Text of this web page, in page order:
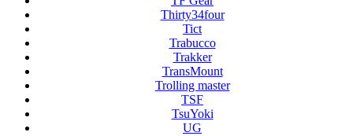
Thirty34four
Tict
Trabucco
Trakker
TransMount
Trolling master
TSF
TsuYoki
UG